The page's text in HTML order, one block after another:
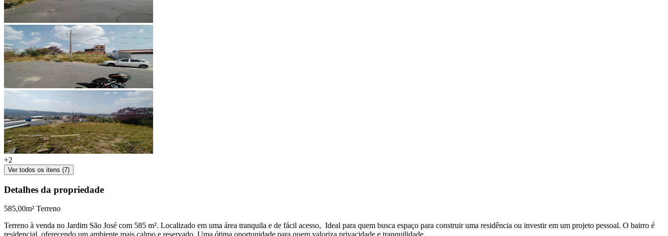
+2
Ver todos os itens (7)
Detalhes da propriedade
585,00m² Terreno
Terreno à venda no Jardim São José com 585 m². Localizado em uma área tranquila e de fácil acesso, Ideal para quem busca espaço para construir uma residência ou investir em um projeto pessoal. O bairro é